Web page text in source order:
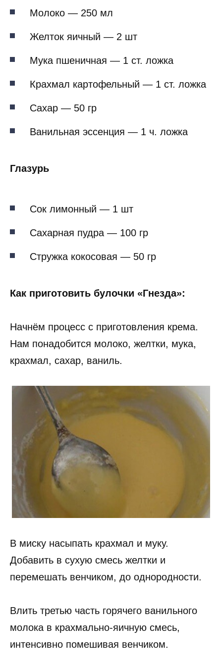
Молоко — 250 мл
Желток яичный — 2 шт
Мука пшеничная — 1 ст. ложка
Крахмал картофельный — 1 ст. ложка
Сахар — 50 гр
Ванильная эссенция — 1 ч. ложка
Глазурь
Сок лимонный — 1 шт
Сахарная пудра — 100 гр
Стружка кокосовая — 50 гр
Как приготовить булочки «Гнезда»:
Начнём процесс с приготовления крема.
Нам понадобится молоко, желтки, мука,
крахмал, сахар, ваниль.
В миску насыпать крахмал и муку.
Добавить в сухую смесь желтки и
перемешать венчиком, до однородности.
Влить третью часть горячего ванильного
молока в крахмально-яичную смесь,
интенсивно помешивая венчиком.